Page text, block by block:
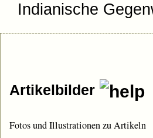
Indianische
Artikelbilder
Fotos und Illustrationen zu Artikeln